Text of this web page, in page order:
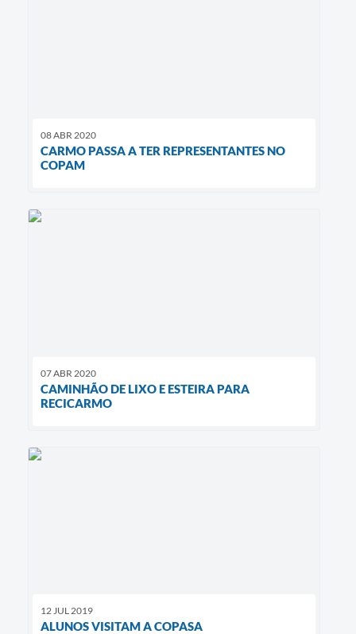
08 ABR 2020
CARMO PASSA A TER REPRESENTANTES NO
COPAM
07 ABR 2020
CAMINHÃO DE LIXO E ESTEIRA PARA
RECICARMO
12 JUL 2019
ALUNOS VISITAM A COPASA